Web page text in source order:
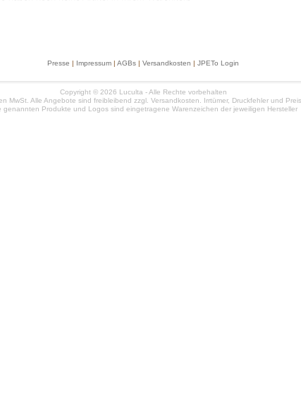
Presse | Impressum | AGBs | Versandkosten | JPETo Login
Copyright © 2026 Luculta - Alle Rechte vorbehalten
MwSt. Alle Angebote sind freibleibend zzgl. Versandkosten. Irrtümer, Druckfehler und
genannten Produkte und Logos sind eingetragene Warenzeichen der jeweiligen Hersteller